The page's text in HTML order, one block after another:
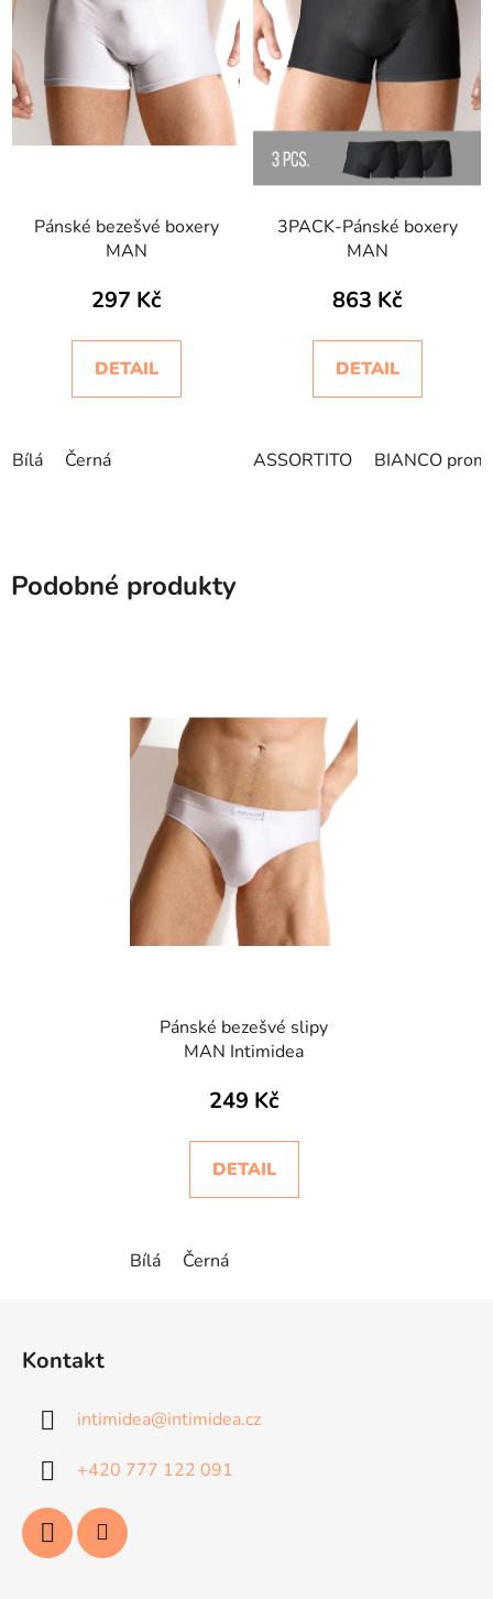
Pánské bezešvé boxery
MAN
297 Kč
DETAIL
Bílá Černá
3PACK-Pánské boxery
MAN
863 Kč
DETAIL
ASSORTITO BIANCO
Podobné produkty
Pánské bezešvé slipy
MAN Intimidea
249 Kč
DETAIL
Bílá Černá
Kontakt
intimidea@intimidea.cz
+420 777 122 091